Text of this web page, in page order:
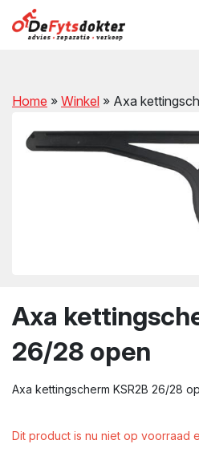
Home » Winkel » Axa
Axa
26/28 open
Axa kettingscherm KSR2B 26/28
Dit product is nu niet op voorraad